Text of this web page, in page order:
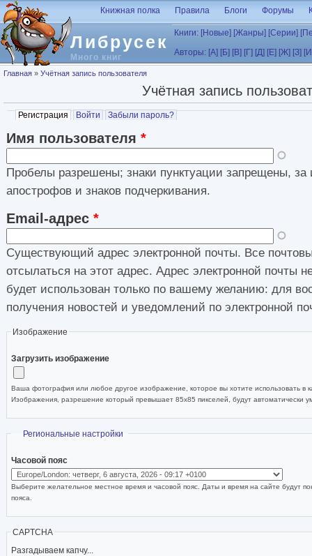
Перейти к основному содержанию
Либрусек
Много книг
Книжная полка Правила Блоги Форумы
Книги: [Новые] [Жанры] [Серии]
Авторы: [А] [Б] [В] [Г] [Д] [Е] [Ж] [З]
Вы здесь
Главная » Учётная запись пользователя
Учётная запись
Главные вкладки
Регистрация (активная вкладка)
Войти Забыли пароль?
Имя пользователя *
Пробелы разрешены; знаки пунктуации запрещены, за
апострофов и знаков подчеркивания.
Email-адрес *
Существующий адрес электронной почты. Все
отсылаться на этот адрес. Адрес электронной почты
будет использован только по вашему желанию: для
получения новостей и уведомлений по электронной
Изображение
Загрузить изображение
Ваша фотография или любое другое изображение, которое вы хотите использовать в
Изображения, разрешение который превышает 85x85 пикселей, будут автоматически
Скрыть
Региональные настройки
Часовой пояс
Выберите желательное местное время и часовой пояс. Даты и время на сайте будут
пояса.
CAPTCHA
Разгадываем капчу...